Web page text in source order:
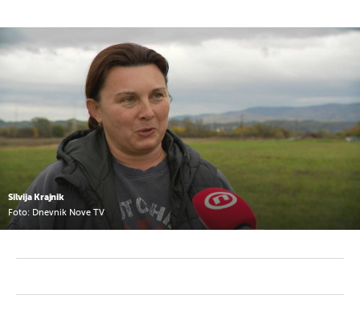
Silvija Krajnik
Foto: Dnevnik Nove TV